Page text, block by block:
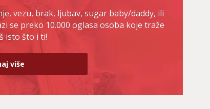
vezu, brak, ljubav, sugar baby/daddy, ili
se preko 10.000 oglasa osoba koje traže
isto što i ti!
više